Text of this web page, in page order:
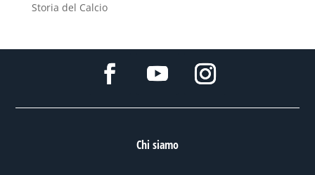
Storia del Calcio
Chi siamo